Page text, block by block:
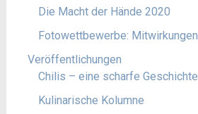
Die Macht der Hände 2020
Fotowettbewerbe: Mitwirkungen
Veröffentlichungen
Chilis – eine scharfe Geschichte
Kulinarische Kolumne